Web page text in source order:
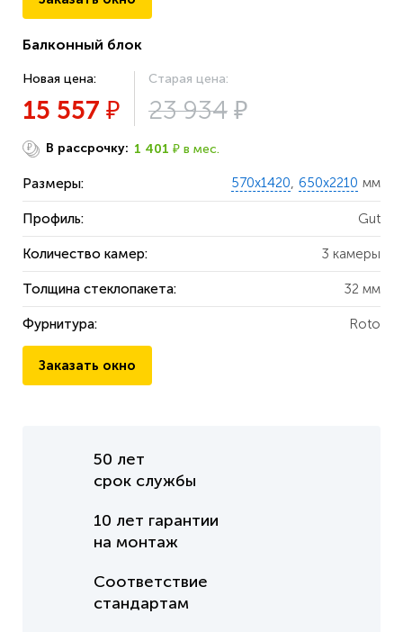
Балконный блок
Новая цена:
15 557 ₽
Старая цена:
23 934 ₽
₽ В рассрочку: 1 401 ₽ в мес.
Размеры: 570х1420 650х2210 мм
Профиль: Gut
Количество камер: 3 камеры
Толщина стеклопакета: 32 мм
Фурнитура: Roto
Заказать окно
50 лет
срок службы
10 лет гарантии
на монтаж
Соответствие
стандартам